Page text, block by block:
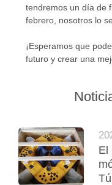
CONTACTO
CON
COMPANY
NEWS
tendremos un día de
febrero, nosotros lo
¡Esperamos que
futuro y crear una
El